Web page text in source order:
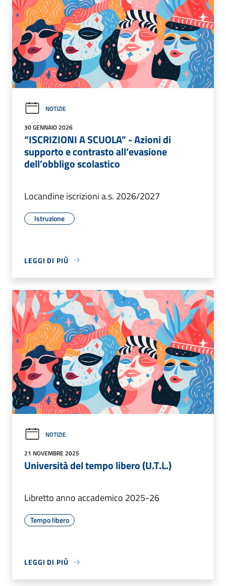
NOTIZIE
30 GENNAIO 2026
“ISCRIZIONI A SCUOLA” - Azioni di
supporto e contrasto all’evasione
dell’obbligo scolastico
Locandine iscrizioni a.s. 2026/2027
Istruzione
LEGGI DI PIÙ
NOTIZIE
21 NOVEMBRE 2025
Università del tempo libero (U.T.L.)
Libretto anno accademico 2025-26
Tempo libero
LEGGI DI PIÙ